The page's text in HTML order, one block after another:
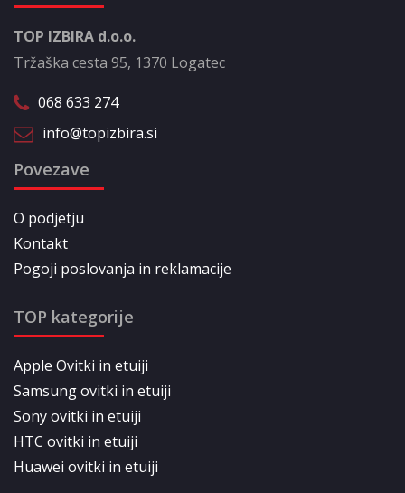
TOP IZBIRA d.o.o.
Tržaška cesta 95, 1370 Logatec
068 633 274
info@topizbira.si
Povezave
O podjetju
Kontakt
Pogoji poslovanja in reklamacije
TOP kategorije
Apple Ovitki in etuiji
Samsung ovitki in etuiji
Sony ovitki in etuiji
HTC ovitki in etuiji
Huawei ovitki in etuiji